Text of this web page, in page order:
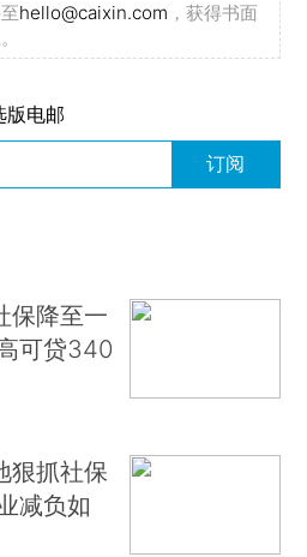
hello@caixin.com ，获得书面
版电邮
订阅
保降至一
可贷340
狠抓社保
减负如